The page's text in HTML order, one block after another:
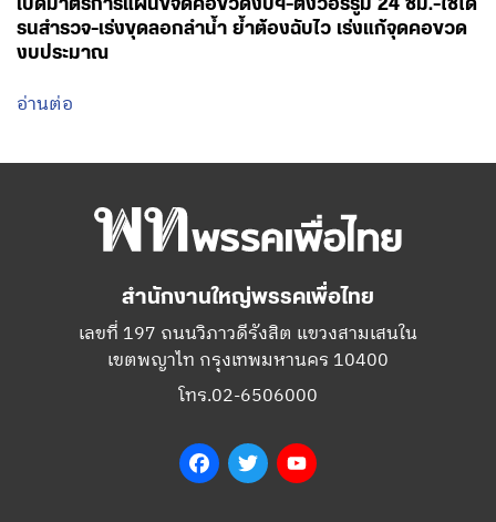
เปิดมาตรการแผนขจัดคอขวดงบฯ-ตั้งวอร์รูม 24 ชม.-ใช้โด
รนสำรวจ-เร่งขุดลอกลำน้ำ ย้ำต้องฉับไว เร่งแก้จุดคอขวด
งบประมาณ
อ่านต่อ
สำนักงานใหญ่พรรคเพื่อไทย
เลขที่ 197 ถนนวิภาวดีรังสิต แขวงสามเสนใน
เขตพญาไท กรุงเทพมหานคร 10400
โทร.02-6506000
FacebookTwitter